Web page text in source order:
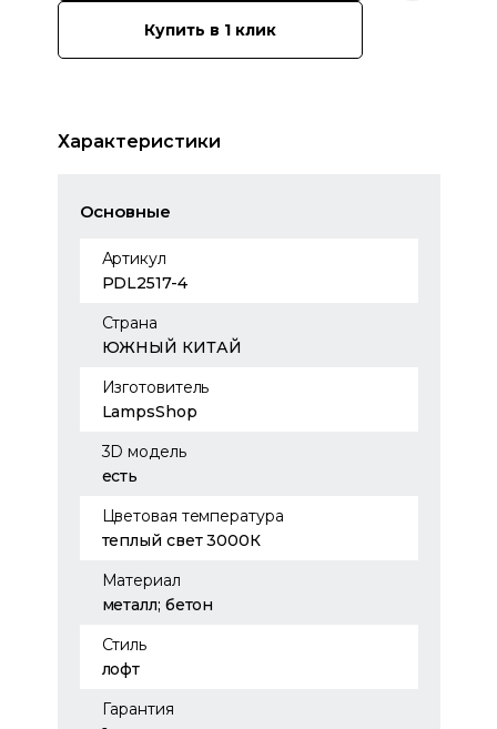
Купить в 1 клик
Характеристики
Основные
Артикул
PDL2517-4
Страна
ЮЖНЫЙ КИТАЙ
Изготовитель
LampsShop
3D модель
есть
Цветовая температура
теплый свет 3000К
Материал
металл; бетон
Стиль
лофт
Гарантия